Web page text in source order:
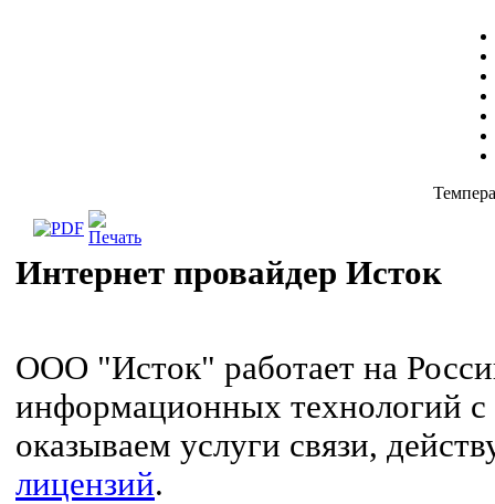
Интернет провайдер Исток
ООО "Исток" работает на
информационных технологий
оказываем услуги связи,
лицензий.